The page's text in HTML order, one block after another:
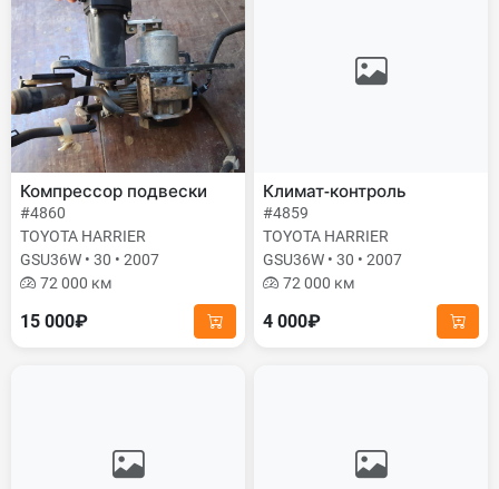
Компрессор подвески
#4860
TOYOTA HARRIER
GSU36W • 30 • 2007
72 000 км
15 000₽
Климат-контроль
#4859
TOYOTA HARRIER
GSU36W • 30 • 2007
72 000 км
4 000₽